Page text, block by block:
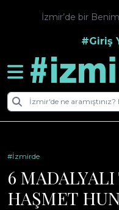
İzmir’de bir
#Giriş
#İzmirde
6
HAŞMET